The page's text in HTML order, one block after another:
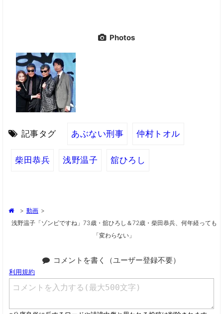
Photos
記事タグ あぶない刑事 仲村トオル
柴田恭兵 浅野温子 舘ひろし
> 動画 >
浅野温子「ゾンビですね」73歳・舘ひろし＆72歳・柴田恭兵、何年経っても
「変わらない」
コメントを書く（ユーザー登録不要）